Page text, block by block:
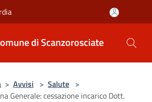
di Scanzorosciate
> Avvisi > Salute >
Generale: cessazione incarico Dott.